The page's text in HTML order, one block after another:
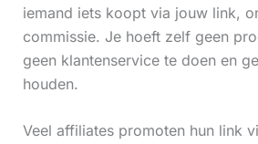
iemand iets koopt via jouw link,
commissie. Je hoeft zelf geen
geen klantenservice te doen en
houden.
Veel affiliates promoten hun link